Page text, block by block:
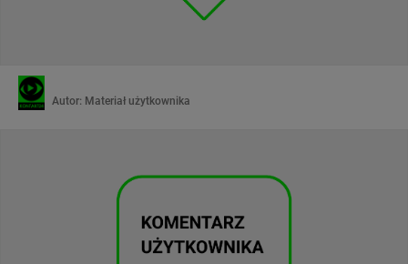
Autor: Materiał użytkownika